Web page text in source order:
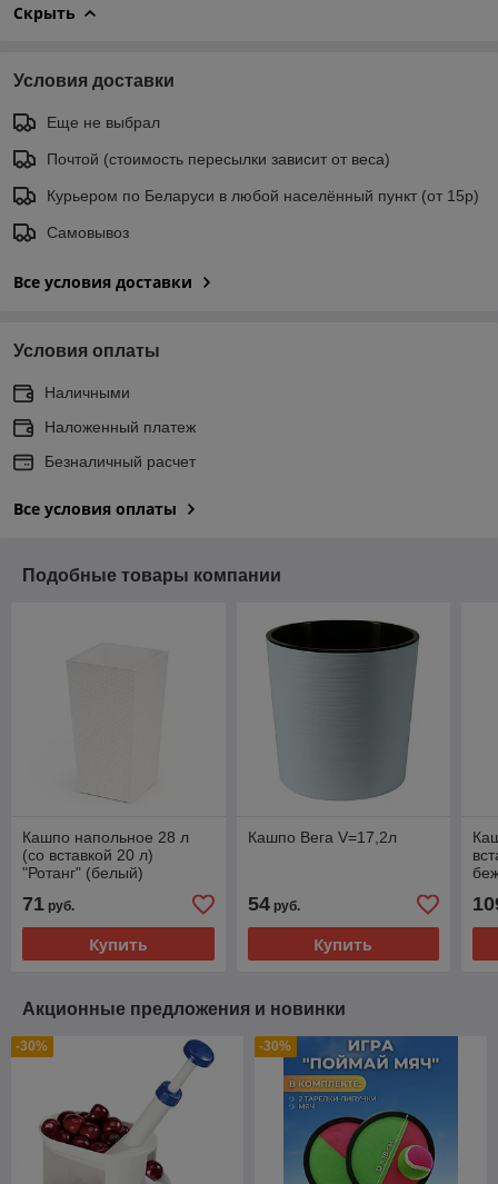
Скрыть
Условия доставки
Еще не выбрал
Почтой (стоимость пересылки зависит от веса)
Курьером по Беларуси в любой населённый пункт (от 15р)
Самовывоз
Все условия доставки
Условия оплаты
Наличными
Наложенный платеж
Безналичный расчет
Все условия оплаты
Подобные товары компании
Кашпо напольное 28 л
(со вставкой 20 л)
"Ротанг" (белый)
71 руб.
Купить
Кашпо Вега V=17,2л
54руб.
Купить
Акционные предложения и новинки
-30% -30%